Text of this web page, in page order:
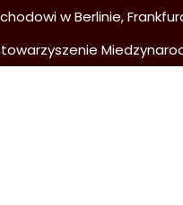
w Berlinie,